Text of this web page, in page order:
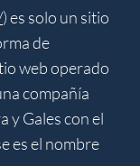
) es solo un sitio
de
web operado
compañía
y Gales con el
es el nombre